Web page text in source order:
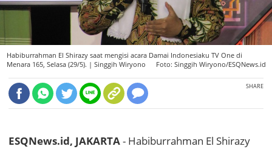
Habiburrahman El Shirazy saat mengisi acara Damai Indonesiaku TV One di
Menara 165, Selasa (29/5). | Singgih Wiryono Foto: Singgih Wiryono/ESQNews.id
SHARE
ESQNews.id, JAKARTA- Habiburrahman El Shirazy